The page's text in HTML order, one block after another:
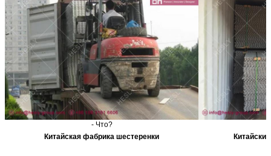
- Что?
Китайская фабрика шестеренки